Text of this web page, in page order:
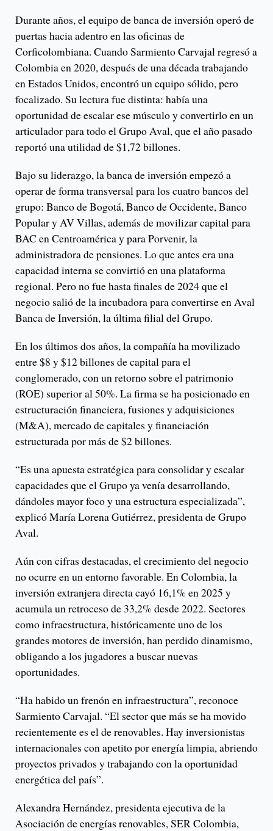
Durante años, el equipo de banca de inversión operó de
puertas hacia adentro en las oficinas de
Corficolombiana. Cuando Sarmiento Carvajal regresó a
Colombia en 2020, después de una década trabajando
en Estados Unidos, encontró un equipo sólido, pero
focalizado. Su lectura fue distinta: había una
oportunidad de escalar ese músculo y convertirlo en un
articulador para todo el Grupo Aval, que el año pasado
reportó una utilidad de $1,72 billones.
Bajo su liderazgo, la banca de inversión empezó a
operar de forma transversal para los cuatro bancos del
grupo: Banco de Bogotá, Banco de Occidente, Banco
Popular y AV Villas, además de movilizar capital para
BAC en Centroamérica y para Porvenir, la
administradora de pensiones. Lo que antes era una
capacidad interna se convirtió en una plataforma
regional. Pero no fue hasta finales de 2024 que el
negocio salió de la incubadora para convertirse en Aval
Banca de Inversión, la última filial del Grupo.
En los últimos dos años, la compañía ha movilizado
entre $8 y $12 billones de capital para el
conglomerado, con un retorno sobre el patrimonio
(ROE) superior al 50%. La firma se ha posicionado en
estructuración financiera, fusiones y adquisiciones
(M&A), mercado de capitales y financiación
estructurada por más de $2 billones.
“Es una apuesta estratégica para consolidar y escalar
capacidades que el Grupo ya venía desarrollando,
dándoles mayor foco y una estructura especializada”,
explicó María Lorena Gutiérrez, presidenta de Grupo
Aval.
Aún con cifras destacadas, el crecimiento del negocio
no ocurre en un entorno favorable. En Colombia, la
inversión extranjera directa cayó 16,1% en 2025 y
acumula un retroceso de 33,2% desde 2022. Sectores
como infraestructura, históricamente uno de los
grandes motores de inversión, han perdido dinamismo,
obligando a los jugadores a buscar nuevas
oportunidades.
“Ha habido un frenón en infraestructura”, reconoce
Sarmiento Carvajal. “El sector que más se ha movido
recientemente es el de renovables. Hay inversionistas
internacionales con apetito por energía limpia, abriendo
proyectos privados y trabajando con la oportunidad
energética del país”.
Alexandra Hernández, presidenta ejecutiva de la
Asociación de energías renovables, SER Colombia,